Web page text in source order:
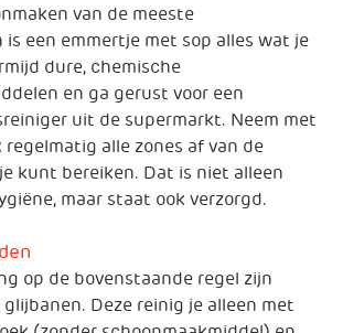
van de meeste
een emmertje met sop alles wat je
dure, chemische
en ga gerust voor een
uit de supermarkt. Neem met
alle zones af van de
kunt bereiken. Dat is niet alleen
maar staat ook verzorgd.
op de bovenstaande regel zijn
Deze reinig je alleen met